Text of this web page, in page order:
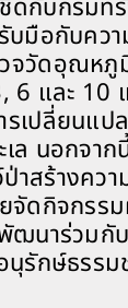
ดกับกรมท
บมือกับควา
จวัดอุณหภู
6 และ 10
รเปลี่ยนแ
ล นอกจาก
สร้างควา
จัดกิจกรร
ฒนาร่วมกั
นุรักษ์ธรร